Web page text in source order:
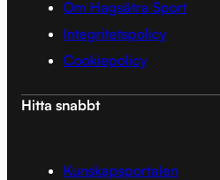
Om Hagsätra Sport
Integritetspolicy
Cookiepolicy
Hitta snabbt
Kunskapsportalen